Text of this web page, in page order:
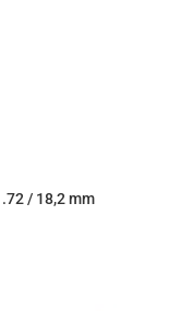
.72 / 18,2 mm